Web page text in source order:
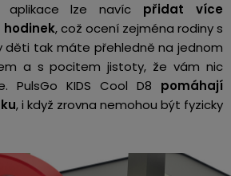
aplikace lze navíc přidat více
, což ocení zejména rodiny s
děti tak máte přehledně na jednom
a s pocitem jistoty, že vám nic
PulsGo KIDS Cool D8 pomáhají
, i když zrovna nemohou být fyzicky